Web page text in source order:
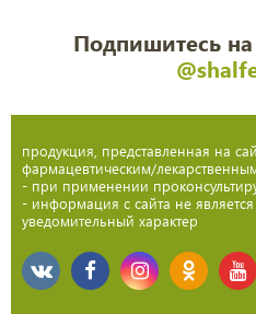
Подпишитесь
продукция, представленная на
фармацевтическим/
- при применении
- информация с сайта не
уведомительный характер